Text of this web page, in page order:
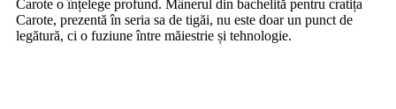
Carote o înțelege profund. Mânerul din bachelită pentru cratița
Carote, prezentă în seria sa de tigăi, nu este doar un punct de
legătură, ci o fuziune între măiestrie și tehnologie.